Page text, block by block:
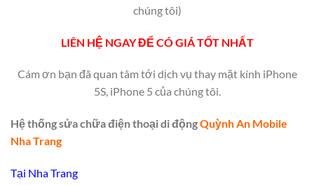
chúng tôi)
LIÊN HỆ NGAY ĐỂ CÓ GIÁ TỐT NHẤT
Cám ơn bạn đã quan tâm tới dịch vụ thay mặt kính iPhone
5S, iPhone 5 của chúng tôi.
Hệ thống sửa chữa điện thoại di độngQuỳnh An Mobile
Nha Trang
Tại Nha Trang